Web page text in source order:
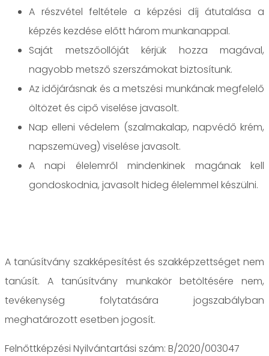
A részvétel feltétele a képzési díj átutalása a
képzés kezdése előtt három munkanappal.
Saját metszőollóját kérjük hozza magával,
nagyobb metsző szerszámokat biztosítunk.
Az időjárásnak és a metszési munkának megfelelő
öltözet és cipő viselése javasolt.
Nap elleni védelem (szalmakalap, napvédő krém,
napszemüveg) viselése javasolt.
A napi élelemről mindenkinek magának kell
gondoskodnia, javasolt hideg élelemmel készülni.
A tanúsítvány szakképesítést és szakképzettséget nem
tanúsít. A tanúsítvány munkakör betöltésére nem,
tevékenység folytatására jogszabályban
meghatározott esetben jogosít.
Felnőttképzési Nyilvántartási szám: B/2020/003047